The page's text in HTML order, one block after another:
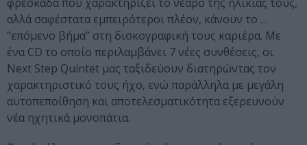
αλλά σαφέστατα εμπειρότεροι πλέον, κάνουν το …
“επόμενο βήμα” στη δισκογραφική τους καριέρα. Με
ένα CD το οποίο περιλαμβάνει 7 νέες συνθέσεις, οι
Next Step Quintet μας ταξιδεύουν διατηρώντας τον
χαρακτηριστικό τους ήχο, ενώ παράλληλα με μεγάλη
αυτοπεποίθηση και αποτελεσματικότητα εξερευνούν
νέα ηχητικά μονοπάτια.